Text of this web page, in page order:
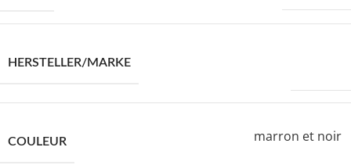
HERSTELLER/MARKE
COULEUR marron et noir